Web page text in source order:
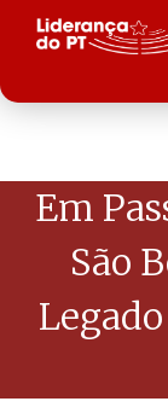
Em
São